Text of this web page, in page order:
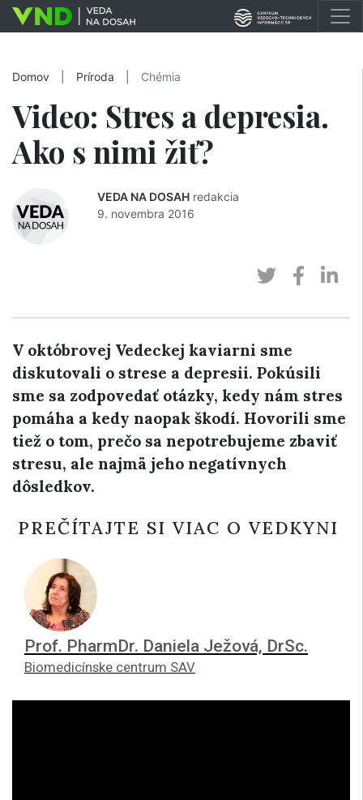
Domov Príroda Chémia
Video: Stres a depresia.
Ako s nimi žiť?
VEDA NA DOSAH redakcia
9. novembra 2016
V októbrovej Vedeckej kaviarni sme
diskutovali o strese a depresii. Pokúsili
sme sa zodpovedať otázky, kedy nám stres
pomáha a kedy naopak škodí. Hovorili sme
tiež o tom, prečo sa nepotrebujeme zbaviť
stresu, ale najmä jeho negatívnych
dôsledkov.
PREČÍTAJTE SI VIAC O VEDKYNI
Prof. PharmDr. Daniela Ježová, DrSc.
Biomedicínske centrum SAV